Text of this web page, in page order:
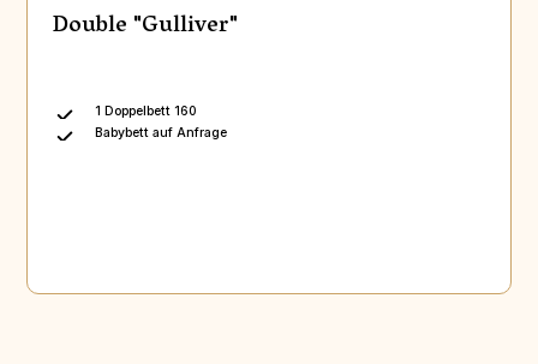
Double "Gulliver"
1 Doppelbett 160
Babybett auf Anfrage